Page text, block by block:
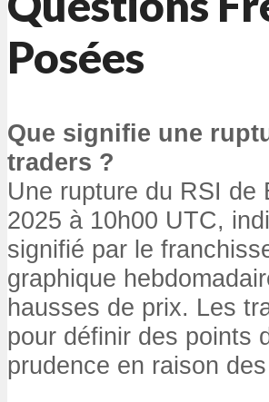
Posées
Que signifie une
traders ?
Une rupture du RSI de
2025 à 10h00 UTC,
signifié par le
graphique
hausses de prix. Les
pour définir des points
prudence en raison